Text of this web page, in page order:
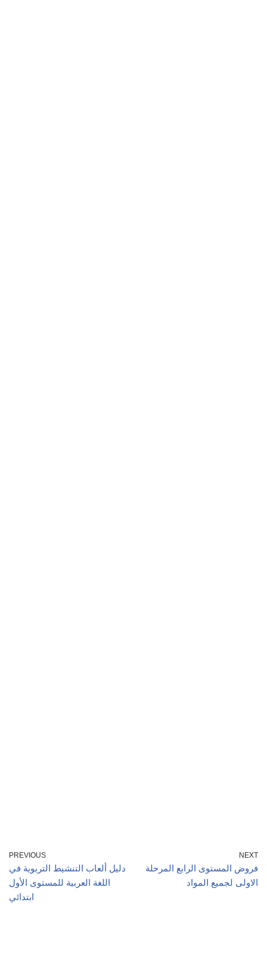
PREVIOUS
دليل ألعاب التنشيط التربوية في
اللغة العربية للمستوى الأول
ابتدائي
NEXT
فروض المستوى الرابع المرحلة
الاولى لجميع المواد